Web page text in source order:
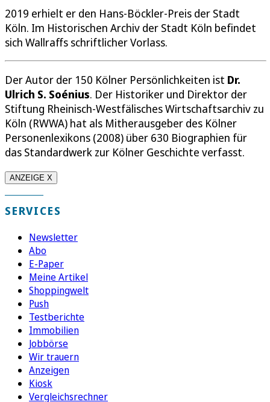
2019 erhielt er den Hans-Böckler-Preis der Stadt
Köln. Im Historischen Archiv der Stadt Köln befindet
sich Wallraffs schriftlicher Vorlass.
Der Autor der 150 Kölner Persönlichkeiten ist Dr.
Ulrich S. Soénius. Der Historiker und Direktor der
Stiftung Rheinisch-Westfälisches Wirtschaftsarchiv zu
Köln (RWWA) hat als Mitherausgeber des Kölner
Personenlexikons (2008) über 630 Biographien für
das Standardwerk zur Kölner Geschichte verfasst.
ANZEIGE X
SERVICES
Newsletter
Abo
E-Paper
Meine Artikel
Shoppingwelt
Push
Testberichte
Immobilien
Jobbörse
Wir trauern
Anzeigen
Kiosk
Vergleichsrechner